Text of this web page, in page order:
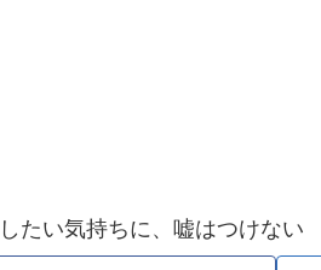
たい気持ちに、嘘はつけない